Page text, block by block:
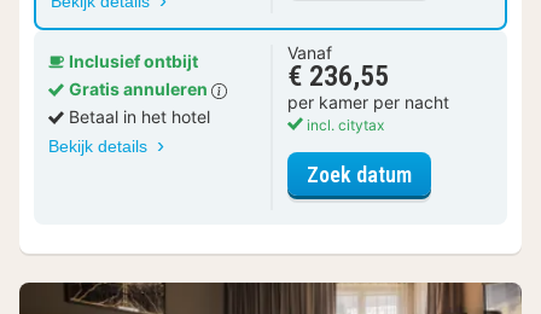
Inclusief ontbijt
Gratis annuleren
Betaal in het hotel
Bekijk details
Vanaf
€ 236,55
per kamer per nacht
incl. citytax
Zoek datumvoor Deluxe